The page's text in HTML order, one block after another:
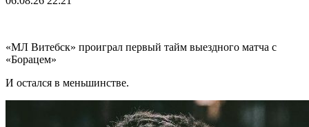
«МЛ Витебск» проиграл первый тайм выездного матча с
«Борацем»
И остался в меньшинстве.